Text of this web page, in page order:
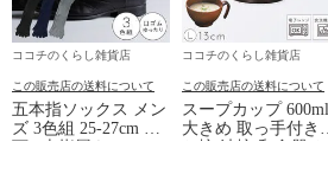
ココチのくらし雑貨店
この販売店の送料について
五本指ソックス メン
ズ 3色組 25-27cm 靴
ココチのくらし雑貨店
この販売店の送料について
スープカップ 600ml
大きめ 取っ手付き